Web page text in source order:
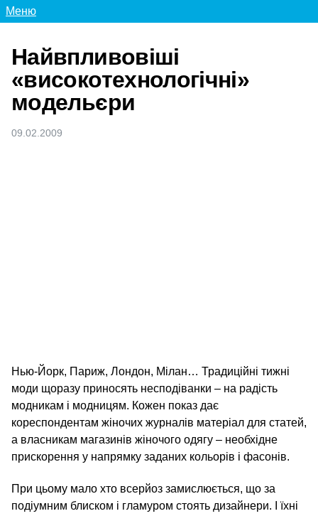
Меню
Найвпливовіші
«високотехнологічні»
модельєри
09.02.2009
Нью-Йорк, Париж, Лондон, Мілан… Традиційні тижні
моди щоразу приносять несподіванки – на радість
модникам і модницям. Кожен показ дає
кореспондентам жіночих журналів матеріал для статей,
а власникам магазинів жіночого одягу – необхідне
прискорення у напрямку заданих кольорів і фасонів.
При цьому мало хто всерйоз замислюється, що за
подіумним блиском і гламуром стоять дизайнери. І їхні